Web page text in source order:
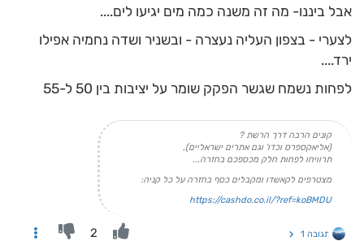
אבל ביננו- מה זה משנה כמה מים יגיעו לים....
לצערי - בצפון העליה נעצרה - ובשניר ושדה נחמיה אפילו
ירד....
לפחות נשמח שגשר הפקק שומר על יציבות בין 50 ל-55
קונים הרבה דרך הרשת ?
(אליאקספרס וכדו' וגם אתרים ישראליים),
תרוויחו לפחות חלק מכספכם בחזרה...
מצטרפים לקאשדו ומקבלים כסף בחזרה על כל קניה:
https://cashdo.co.il/?ref=koBMDU
תגובה 1 2